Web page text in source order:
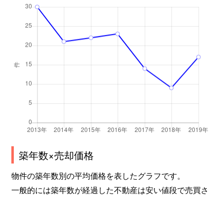
築年数×売却価格
物件の築年数別の平均価格を表したグラフです。
一般的には築年数が経過した不動産は安い値段で売買さ